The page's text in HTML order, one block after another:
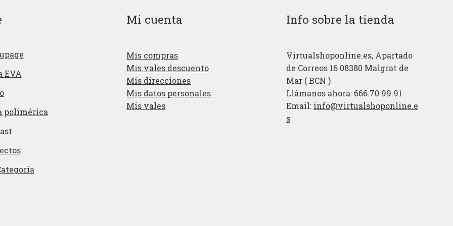
EVA
polimérica
Mi cuenta
Mis compras
Mis vales descuento
Mis direcciones
Mis datos personales
Mis vales
Info sobre la tienda
Virtualshoponline.es, Apartado
de Correos 16 08380 Malgrat de
Mar ( BCN )
Llámanos ahora: 666.70.99.91
Email: info@virtualshoponline.e
s